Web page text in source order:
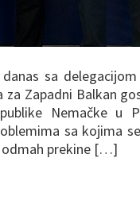
sa
Zapadni Balkan
Nemačke u
sa kojima
odmah prekine […]